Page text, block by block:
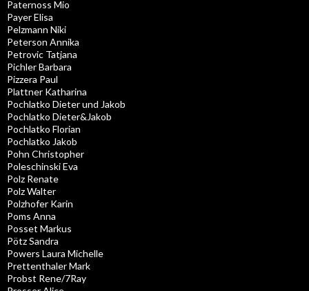
Paternoss Mio
Payer Elisa
Pelzmann Niki
Peterson Annika
Petrovic Tatjana
Pichler Barbara
Pizzera Paul
Plattner Katharina
Pochlatko Dieter und Jakob
Pochlatko Dieter&Jakob
Pochlatko Florian
Pochlatko Jakob
Pohn Christopher
Poleschinski Eva
Polz Renate
Polz Walter
Polzhofer Karin
Poms Anna
Posset Markus
Pötz Sandra
Powers Laura Michelle
Prettenthaler Mark
Probst Rene/7Ray